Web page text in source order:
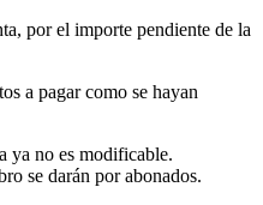
por el importe pendiente de la
a pagar como se hayan
ya no es modificable.
se darán por abonados.